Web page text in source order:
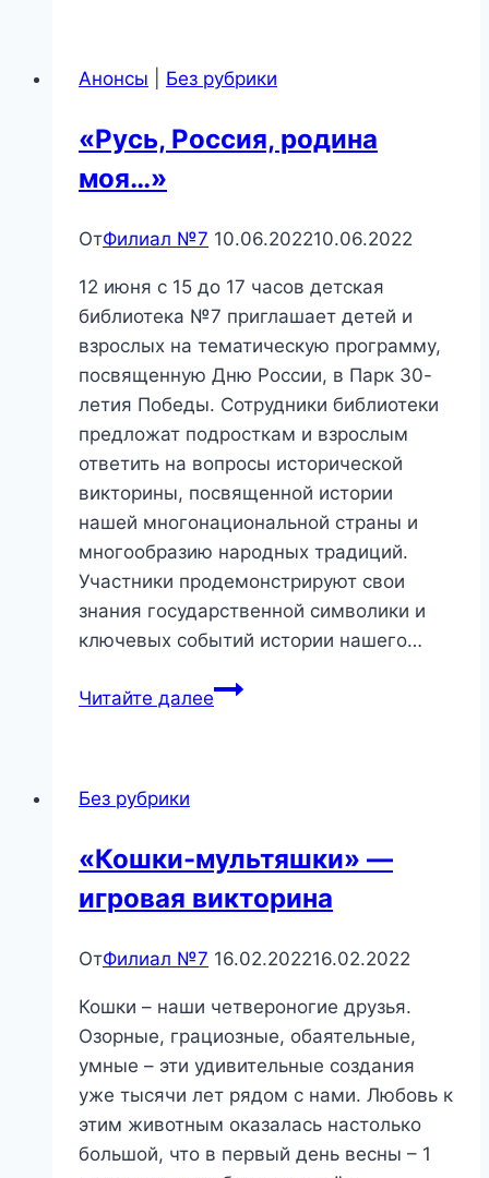
Вечер
Анонсы Без рубрики
«Русь, Россия, родина
моя…»
ОтФилиал №7 10.06.202210.06.2022
12 июня с 15 до 17 часов детская
библиотека №7 приглашает детей и
взрослых на тематическую программу,
посвященную Дню России, в Парк 30-
летия Победы. Сотрудники библиотеки
предложат подросткам и взрослым
ответить на вопросы исторической
викторины, посвященной истории
нашей многонациональной страны и
многообразию народных традиций.
Участники продемонстрируют свои
знания государственной символики и
ключевых событий истории нашего…
Читайте далее«Русь,
Без рубрики
«Кошки-мультяшки» —
игровая викторина
ОтФилиал №7 16.02.202216.02.2022
Кошки – наши четвероногие друзья.
Озорные, грациозные, обаятельные,
умные – эти удивительные создания
уже тысячи лет рядом с нами. Любовь к
этим животным оказалась настолько
большой, что в первый день весны – 1